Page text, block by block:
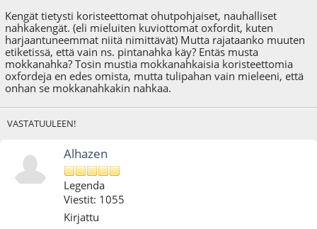
Kengät tietysti koristeettomat ohutpohjaiset, nauhalliset
nahkakengät. (eli mieluiten kuviottomat oxfordit, kuten
harjaantuneemmat niitä nimittävät) Mutta rajataanko muuten
etiketissä, että vain ns. pintanahka käy? Entäs musta
mokkanahka? Tosin mustia mokkanahkaisia koristeettomia
oxfordeja en edes omista, mutta tulipahan vain mieleeni, että
onhan se mokkanahkakin nahkaa.
VASTATUULEEN!
Alhazen
Legenda
Viestit: 1055
Kirjattu